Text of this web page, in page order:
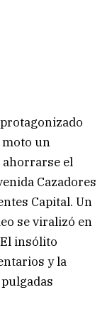
un
ahorrarse el
Cazadores
Capital. Un
se viralizó en
insólito
y la